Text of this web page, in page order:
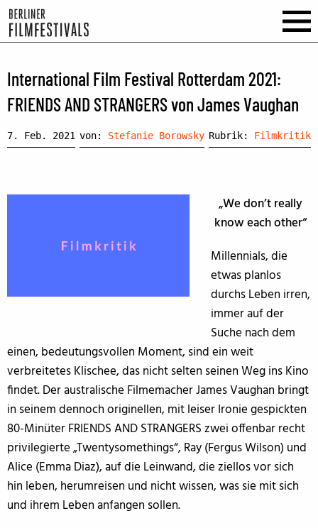
International Film Festival Rotterdam 2021:
FRIENDS AND STRANGERS von James Vaughan
7. Feb. 2021 von: Stefanie Borowsky Rubrik: Filmkritik
„We don’t really
know each other“
Millennials, die
etwas planlos
durchs Leben irren,
immer auf der
Suche nach dem
einen, bedeutungsvollen Moment, sind ein weit
verbreitetes Klischee, das nicht selten seinen Weg ins Kino
findet. Der australische Filmemacher James Vaughan bringt
in seinem dennoch originellen, mit leiser Ironie gespickten
80-Minüter FRIENDS AND STRANGERS zwei offenbar recht
privilegierte „Twentysomethings“, Ray (Fergus Wilson) und
Alice (Emma Diaz), auf die Leinwand, die ziellos vor sich
hin leben, herumreisen und nicht wissen, was sie mit sich
und ihrem Leben anfangen sollen.